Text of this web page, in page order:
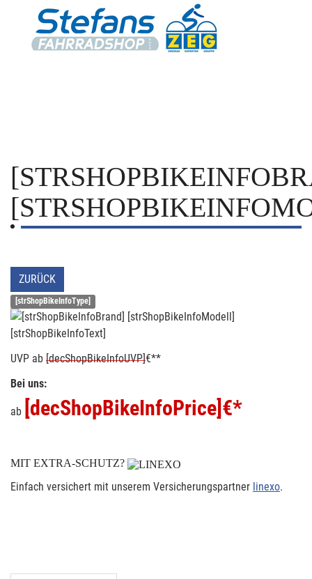
ZURÜCK
[strShopBikeInfoType]
[strShopBikeInfoText]
UVP ab [decShopBikeInfoUVP]€**
Bei uns:
ab [decShopBikeInfoPrice] €*
MIT EXTRA-SCHUTZ?
Einfach versichert mit unserem Versicherungspartner linexo.